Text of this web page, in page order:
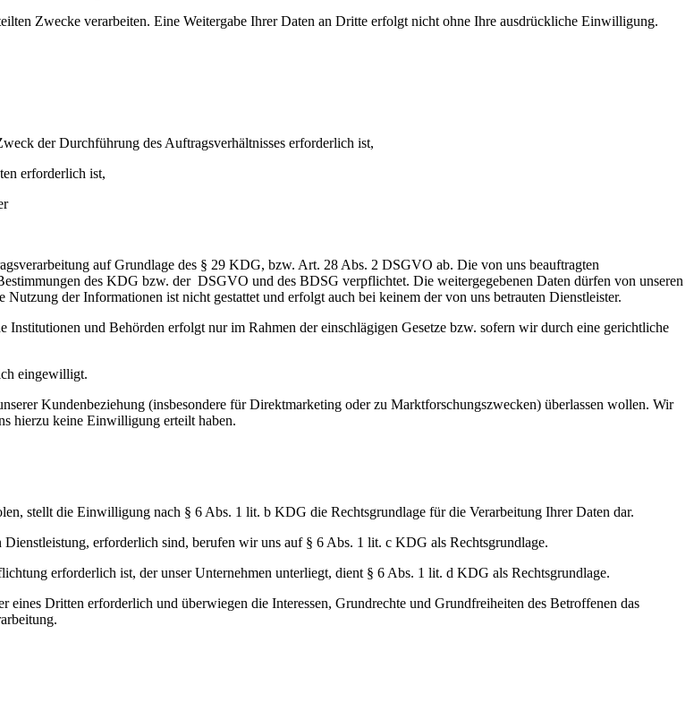
Zwecke verarbeiten. Eine Weitergabe Ihrer Daten an Dritte erfolgt nicht ohne Ihre ausdrückliche Einwilligung.
der Durchführung des Auftragsverhältnisses erforderlich ist,
erforderlich ist,
auf Grundlage des § 29 KDG, bzw. Art. 28 Abs. 2 DSGVO ab. Die von uns beauftragten
des KDG bzw. der DSGVO und des BDSG verpflichtet. Die weitergegebenen Daten dürfen von unseren
der Informationen ist nicht gestattet und erfolgt auch bei keinem der von uns betrauten Dienstleister.
und Behörden erfolgt nur im Rahmen der einschlägigen Gesetze bzw. sofern wir durch eine gerichtliche
eingewilligt.
Kundenbeziehung (insbesondere für Direktmarketing oder zu Marktforschungszwecken) überlassen wollen. Wir
hierzu keine Einwilligung erteilt haben.
stellt die Einwilligung nach § 6 Abs. 1 lit. b KDG die Rechtsgrundlage für die Verarbeitung Ihrer Daten dar.
erforderlich sind, berufen wir uns auf § 6 Abs. 1 lit. c KDG als Rechtsgrundlage.
erforderlich ist, der unser Unternehmen unterliegt, dient § 6 Abs. 1 lit. d KDG als Rechtsgrundlage.
eines Dritten erforderlich und überwiegen die Interessen, Grundrechte und Grundfreiheiten des Betroffenen das